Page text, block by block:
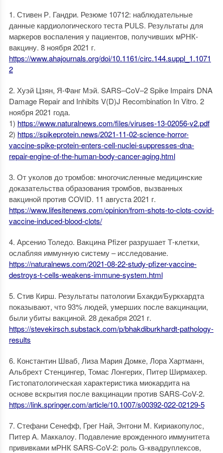
1. Стивен Р. Гандри. Резюме 10712: наблюдательные
данные кардиологического теста PULS. Результаты для
маркеров воспаления у пациентов, получивших мРНК-
вакцину. 8 ноября 2021 г.
https://www.ahajournals.org/doi/10.1161/circ.144.suppl_1.1071
2
2. Хуэй Цзян, Я-Фанг Мэй. SARS–CoV–2 Spike Impairs DNA
Damage Repair and Inhibits V(D)J Recombination In Vitro. 2
ноября 2021 года.
1) https://www.naturalnews.com/files/viruses-13-02056-v2.pdf
2) https://spikeprotein.news/2021-11-02-science-horror-
vaccine-spike-protein-enters-cell-nuclei-suppresses-dna-
repair-engine-of-the-human-body-cancer-aging.html
3. От уколов до тромбов: многочисленные медицинские
доказательства образования тромбов, вызванных
вакциной против COVID. 11 августа 2021 г.
https://www.lifesitenews.com/opinion/from-shots-to-clots-covid-
vaccine-induced-blood-clots/
4. Арсенио Толедо. Вакцина Pfizer разрушает Т-клетки,
ослабляя иммунную систему – исследование.
https://naturalnews.com/2021-08-22-study-pfizer-vaccine-
destroys-t-cells-weakens-immune-system.html
5. Стив Кирш. Результаты патологии Бхакди/Буркхардта
показывают, что 93% людей, умерших после вакцинации,
были убиты вакциной. 28 декабря 2021 г.
https://stevekirsch.substack.com/p/bhakdiburkhardt-pathology-
results
6. Константин Шваб, Лиза Мария Домке, Лора Хартманн,
Альбрехт Стенцингер, Томас Лонгерих, Питер Ширмахер.
Гистопатологическая характеристика миокардита на
основе вскрытия после вакцинации против SARS-CoV-2.
https://link.springer.com/article/10.1007/s00392-022-02129-5
7. Стефани Сенефф, Грег Най, Энтони М. Кириакопулос,
Питер А. Маккалоу. Подавление врожденного иммунитета
прививками мРНК SARS-CoV-2: роль G-квадруплексов,